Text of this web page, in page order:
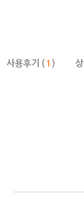
사용후기 ( 1 )